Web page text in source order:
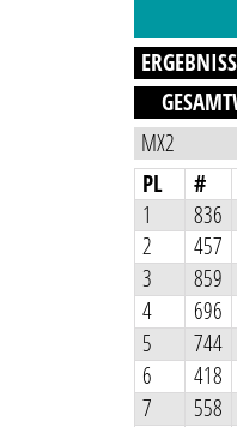
PL #
1
836
2
457
3
859
4
696
5
744
6
418
7
558